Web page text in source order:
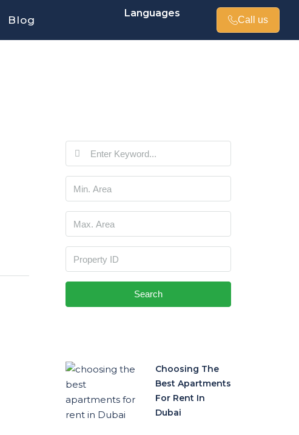
Blog
Languages
Call us
Search
Choosing The
Best Apartments
For Rent In
Dubai